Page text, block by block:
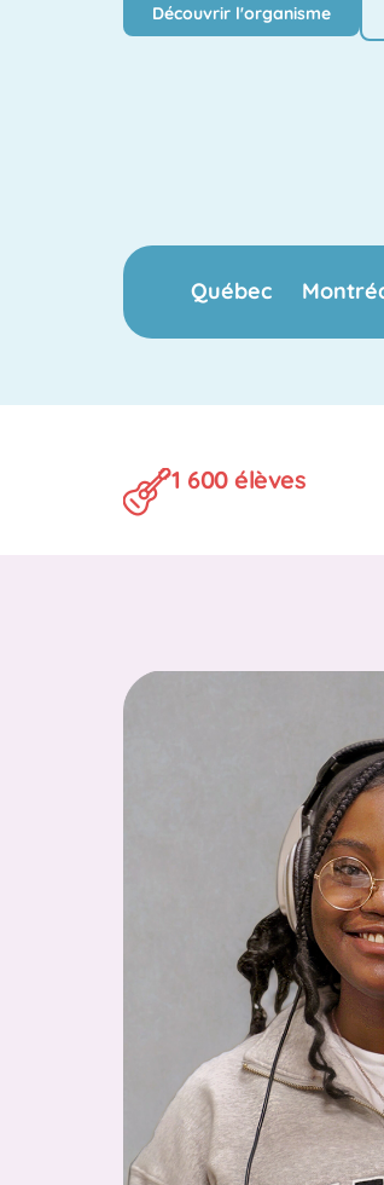
Découvrir l'organisme
Québec
1 600 élèves